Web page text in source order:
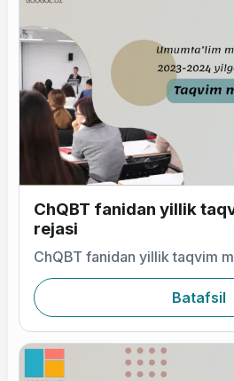
ChQBT fanidan yillik
rejasi
ChQBT fanidan yillik taqvim
Batafsil